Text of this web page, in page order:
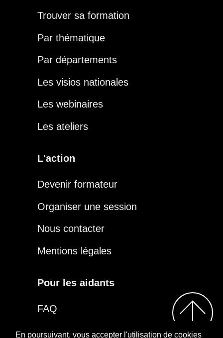
Trouver sa formation
Par thématique
Par départements
Les visios nationales
Les webinaires
Les ateliers
L'action
Devenir formateur
Organiser une session
Nous contacter
Mentions légales
Pour les aidants
FAQ
Être aidant
En poursuivant, vous accepter l'utilisation de cookies